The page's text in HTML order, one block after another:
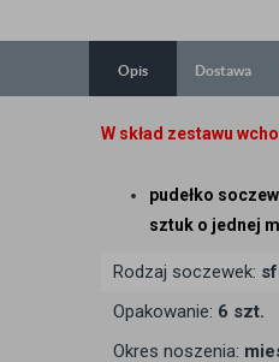
Opis Dostawa
W skład zestawu
pudełko
sztuk o jednej
Rodzaj soczewek:
Opakowanie: 6 szt.
Okres noszenia: